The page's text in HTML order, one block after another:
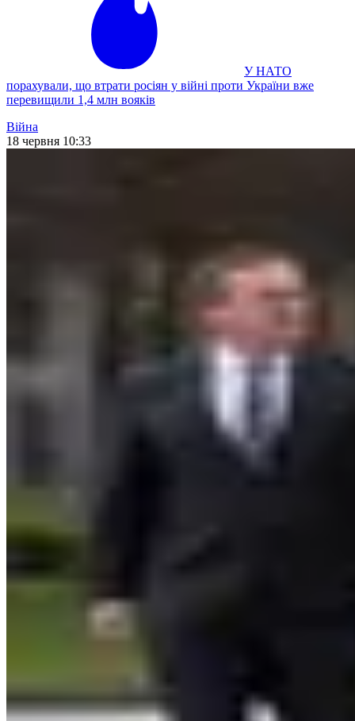
У НАТО
порахували, що втрати росіян у війні проти України вже
перевищили 1,4 млн вояків
Війна
18 червня 10:33